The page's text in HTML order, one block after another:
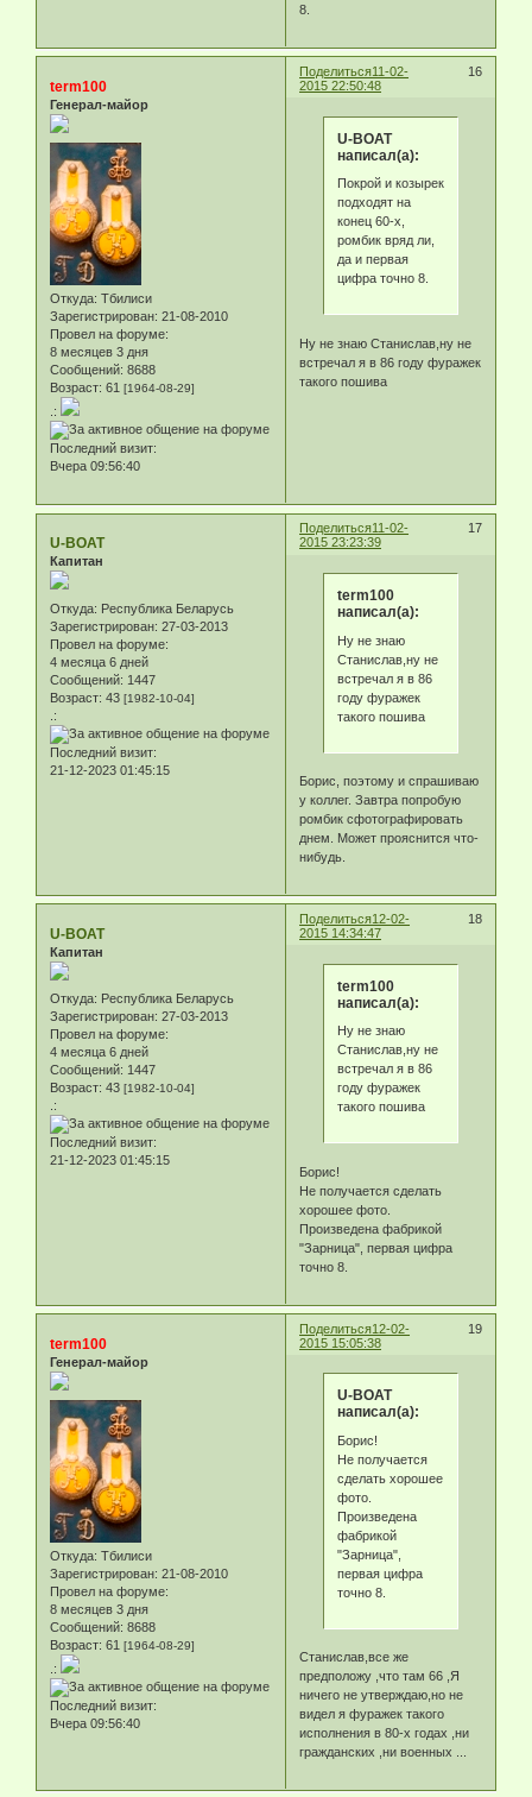
8.
Поделиться 16
11-02-
2015 22:50:48
term100
Генерал-майор
Откуда: Тбилиси
Зарегистрирован: 21-08-2010
Провел на форуме:
8 месяцев 3 дня
Сообщений: 8688
Возраст: 61 [1964-08-29]
.:
Последний визит:
Вчера 09:56:40
U-BOAT
написал(а):
Покрой и козырек
подходят на
конец 60-х,
ромбик вряд ли,
да и первая
цифра точно 8.
Ну не знаю Станислав,ну не
встречал я в 86 году фуражек
такого пошива
Поделиться 17
11-02-
2015 23:23:39
U-BOAT
Капитан
Откуда: Республика Беларусь
Зарегистрирован: 27-03-2013
Провел на форуме:
4 месяца 6 дней
Сообщений: 1447
Возраст: 43 [1982-10-04]
.:
Последний визит:
21-12-2023 01:45:15
term100
написал(а):
Ну не знаю
Станислав,ну не
встречал я в 86
году фуражек
такого пошива
Борис, поэтому и спрашиваю
у коллег. Завтра попробую
ромбик сфотографировать
днем. Может прояснится что-
нибудь.
Поделиться 18
12-02-
2015 14:34:47
U-BOAT
Капитан
Откуда: Республика Беларусь
Зарегистрирован: 27-03-2013
Провел на форуме:
4 месяца 6 дней
Сообщений: 1447
Возраст: 43 [1982-10-04]
.:
Последний визит:
21-12-2023 01:45:15
term100
написал(а):
Ну не знаю
Станислав,ну не
встречал я в 86
году фуражек
такого пошива
Борис!
Не получается сделать
хорошее фото.
Произведена фабрикой
"Зарница", первая цифра
точно 8.
Поделиться 19
12-02-
2015 15:05:38
term100
Генерал-майор
Откуда: Тбилиси
Зарегистрирован: 21-08-2010
Провел на форуме:
8 месяцев 3 дня
Сообщений: 8688
Возраст: 61 [1964-08-29]
.:
Последний визит:
Вчера 09:56:40
U-BOAT
написал(а):
Борис!
Не получается
сделать хорошее
фото.
Произведена
фабрикой
"Зарница",
первая цифра
точно 8.
Станислав,все же
предположу ,что там 66 ,Я
ничего не утверждаю,но не
видел я фуражек такого
исполнения в 80-х годах ,ни
гражданских ,ни военных ...